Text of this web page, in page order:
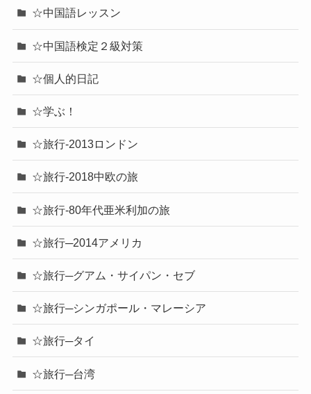
☆中国語レッスン
☆中国語検定２級対策
☆個人的日記
☆学ぶ！
☆旅行-2013ロンドン
☆旅行-2018中欧の旅
☆旅行-80年代亜米利加の旅
☆旅行─2014アメリカ
☆旅行─グアム・サイパン・セブ
☆旅行─シンガポール・マレーシア
☆旅行─タイ
☆旅行─台湾